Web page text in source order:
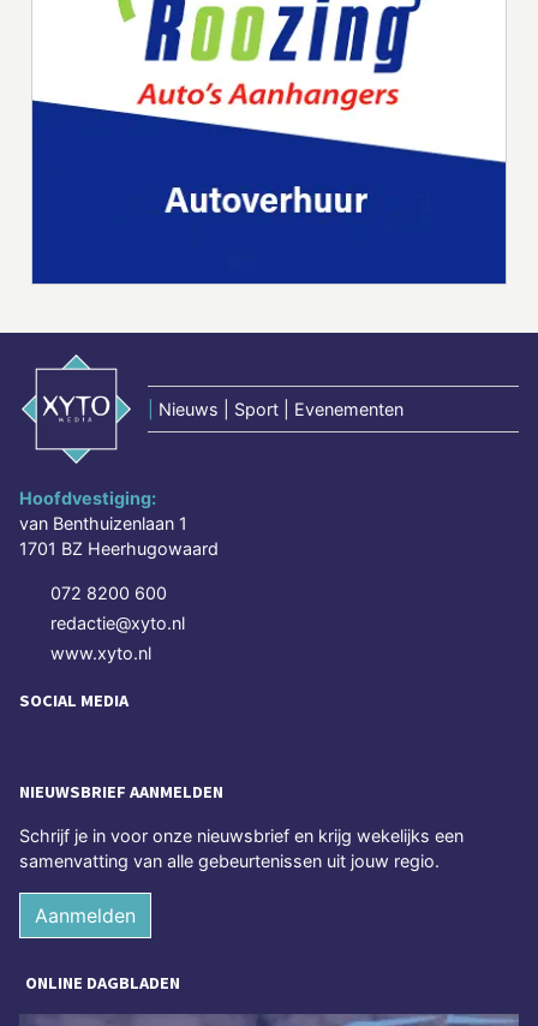
Nieuws | Sport | Evenementen
Hoofdvestiging:
van Benthuizenlaan 1
1701 BZ Heerhugowaard
072 8200 600
redactie@xyto.nl
www.xyto.nl
SOCIAL MEDIA
NIEUWSBRIEF AANMELDEN
Schrijf je in voor onze nieuwsbrief en krijg wekelijks een
samenvatting van alle gebeurtenissen uit jouw regio.
Aanmelden
ONLINE DAGBLADEN